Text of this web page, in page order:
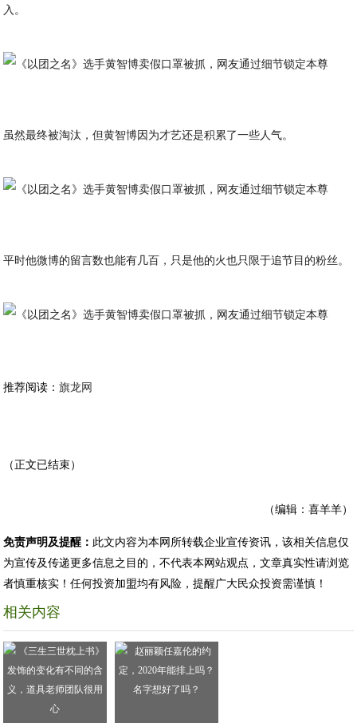
入。
虽然最终被淘汰，但黄智博因为才艺还是积累了一些人气。
平时他微博的留言数也能有几百，只是他的火也只限于追节目的粉丝。
推荐阅读：旗龙网
（正文已结束）
（编辑：喜羊羊）
免责声明及提醒： 此文内容为本网所转载企业宣传资讯，该相关信息仅
为宣传及传递更多信息之目的，不代表本网站观点，文章真实性请浏览
者慎重核实！任何投资加盟均有风险，提醒广大民众投资需谨慎！
相关内容